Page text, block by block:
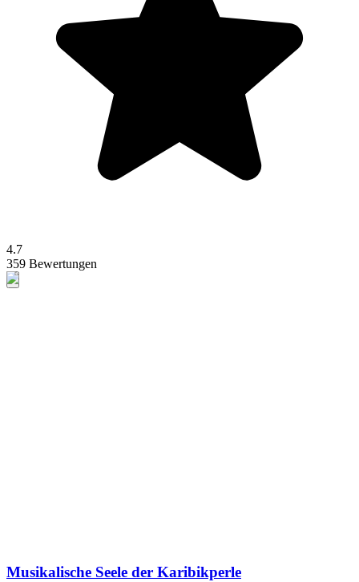
4.7
359 Bewertungen
Musikalische Seele der Karibikperle